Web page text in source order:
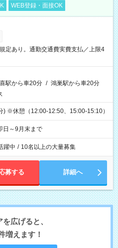
WEB登録・面接OK
定あり。通勤交通費実費支払／上限4
駅から車20分 / 鴻巣駅から車20分
) ※休憩（12:00-12:50、15:00-15:10）
日～9月末まで
躍中 / 10名以上の大量募集
募する 詳細へ
広げると、
増えます！